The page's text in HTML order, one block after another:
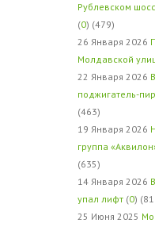
Рублевском
(0) (479)
26 Января 2026
Молдавской
22 Января 2026
поджигатель-
(463)
19 Января 2026
группа
(635)
14 Января 2026
упал лифт (0)
25 Июня 2025